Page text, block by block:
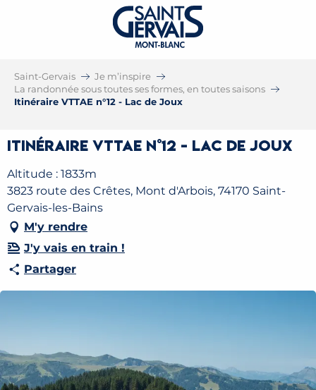
Saint-Gervais
Je m’inspire
La randonnée sous toutes ses formes, en toutes saisons
Itinéraire VTTAE n°12 - Lac de Joux
Itinéraire VTTAE n°12 - Lac de Joux
Altitude : 1833m
3823 route des Crêtes, Mont d'Arbois, 74170 Saint-
Gervais-les-Bains
M'y rendre
J'y vais en train !
Partager